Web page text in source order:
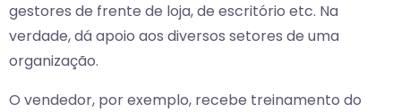
gestores de frente de loja, de escritório etc. Na
verdade, dá apoio aos diversos setores de uma
organização.
O vendedor, por exemplo, recebe treinamento do